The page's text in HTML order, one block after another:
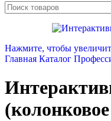
Нажмите, чтобы
Главная Каталог